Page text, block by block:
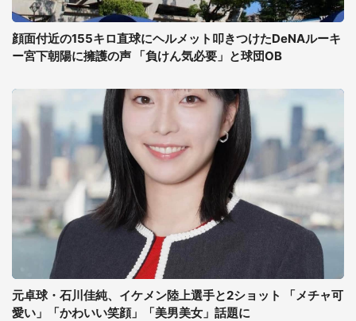
顔面付近の155キロ直球にヘルメット叩きつけたDeNAルーキ
ー宮下朝陽に擁護の声 「負けん気必要」と球団OB
元卓球・石川佳純、イケメン陸上選手と2ショット 「メチャ可
愛い」「かわいい笑顔」「美男美女」話題に